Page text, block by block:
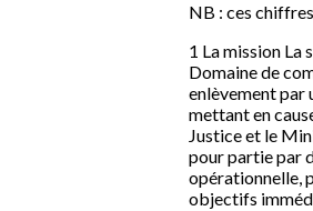
NB : ces
1 La mission La
Domaine de
enlèvement par
mettant en
Justice et le
pour partie par
opérationnelle,
objectifs